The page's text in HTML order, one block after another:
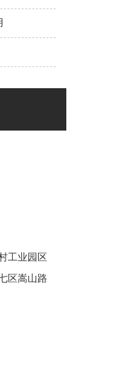
工业园区
区嵩山路